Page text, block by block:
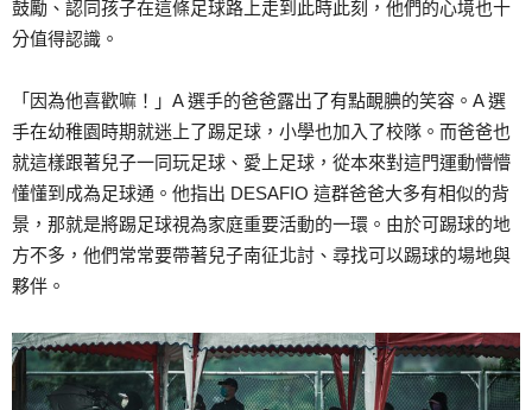
鼓勵、認同孩子在這條足球路上走到此時此刻，他們的心境也十
分值得認識。
「因為他喜歡嘛！」A 選手的爸爸露出了有點靦腆的笑容。A 選
手在幼稚園時期就迷上了踢足球，小學也加入了校隊。而爸爸也
就這樣跟著兒子一同玩足球、愛上足球，從本來對這門運動懵懵
懂懂到成為足球通。他指出 DESAFIO 這群爸爸大多有相似的背
景，那就是將踢足球視為家庭重要活動的一環。由於可踢球的地
方不多，他們常常要帶著兒子南征北討、尋找可以踢球的場地與
夥伴。